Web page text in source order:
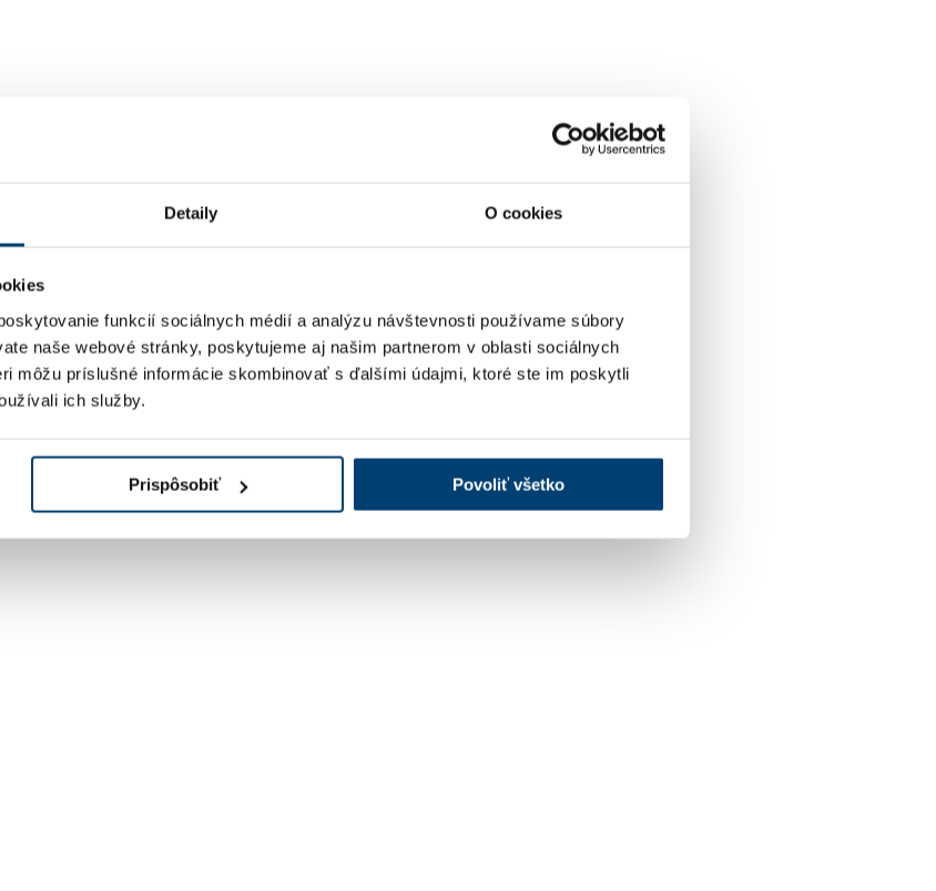
Detaily O cookies
funkcií sociálnych médií a analýzu návštevnosti používame súbory
naše webové stránky, poskytujeme aj našim partnerom v oblasti sociálnych
môžu príslušné informácie skombinovať s ďalšími údajmi, ktoré ste im poskytli
ich služby.
Prispôsobiť Povoliť všetko